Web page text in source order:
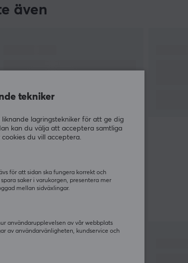
även
på
tekniker
liknande lagringstekniker för att ge dig
kan du välja att acceptera samtliga
du vill acceptera.
för att sidan ska fungera korrekt och
saker i varukorgen, presentera mer
mellan sidväxlingar.
användarupplevelsen av vår webbplats
av användarvänligheten, kundservice och